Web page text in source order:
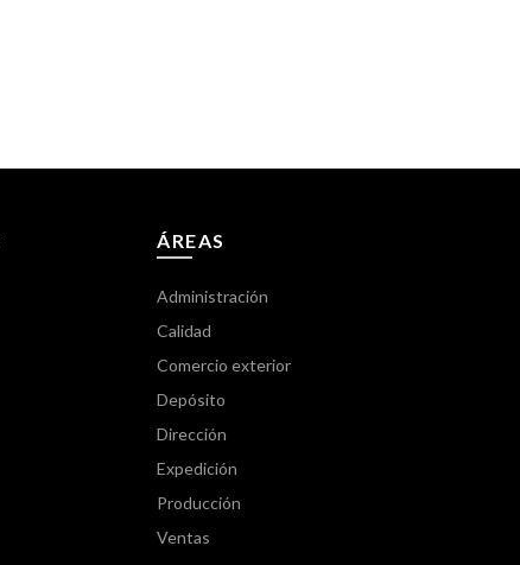
ÁREAS
Administración
Calidad
Comercio exterior
Depósito
Dirección
Expedición
Producción
Ventas